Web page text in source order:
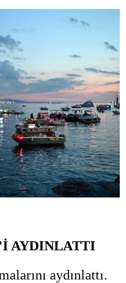
AYDINLATTI
aydınlattı.